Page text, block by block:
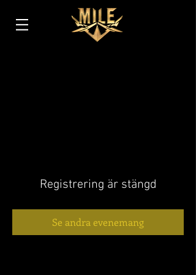
Registrering är stängd
Se andra evenemang